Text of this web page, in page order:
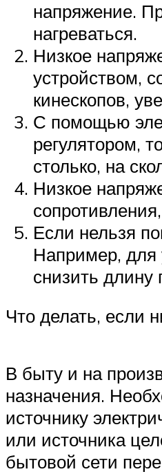
напряжение.
нагреваться.
Низкое
устройством,
кинескопов,
С помощью
регулятором,
столько, на
Низкое
Если нельзя
Например, для
снизить длину
Что делать, если
В быту и на
назначения.
источнику
или источника
бытовой сети